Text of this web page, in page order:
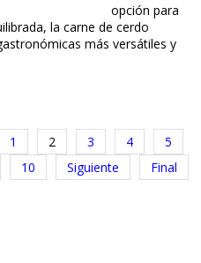
opción para
la carne de cerdo
más versátiles y
1 2 3 4
5
10 Siguiente
Final